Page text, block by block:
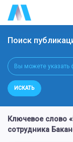
Поиск
ИСКАТЬ
Ключевое слово
сотрудника